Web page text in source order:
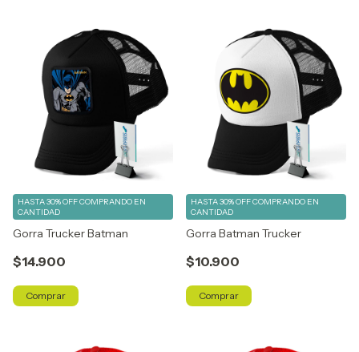
Gorra Trucker Batman
$14.900
HASTA 30% OFFCOMPRANDO EN
CANTIDAD
Comprar
Gorra Batman Trucker
$10.900
HASTA 30% OFFCOMPRANDO EN
CANTIDAD
Comprar